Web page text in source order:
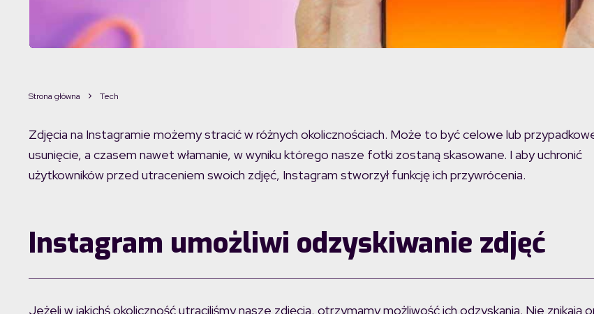
Strona główna Tech
Zdjęcia na Instagramie możemy stracić w różnych okolicznościach. Może to być celowe lub
usunięcie, a czasem nawet włamanie, w wyniku którego nasze fotki zostaną skasowane. I aby uchronić
użytkowników przed utraceniem swoich zdjęć, Instagram stworzył funkcję ich przywrócenia.
Instagram umożliwi odzyskiwanie zdjęć
Jeżeli w jakichś okoliczność utraciliśmy nasze zdjęcia, otrzymamy możliwość ich odzyskania. Nie znikają